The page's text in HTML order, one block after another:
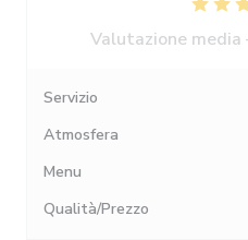
Valutazione
Servizio
Atmosfera
Menu
Qualità/Prezzo